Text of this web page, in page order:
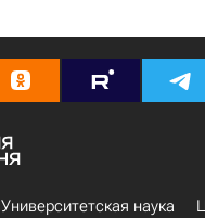
Университетская наука